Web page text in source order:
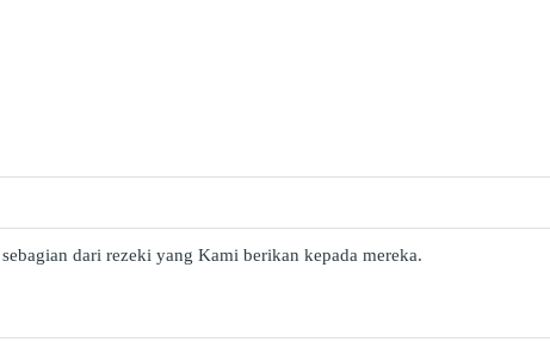
dari rezeki yang Kami berikan kepada mereka.